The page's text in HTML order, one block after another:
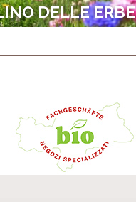
DELLE ERBE